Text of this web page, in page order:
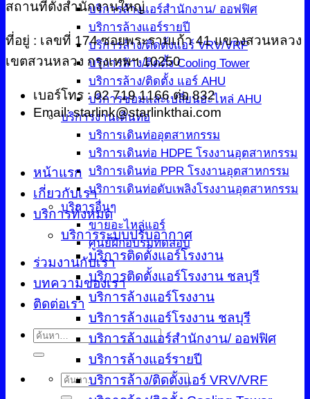
บริการล้างแอร์สำนักงาน/ ออฟฟิศ
บริการล้างแอร์รายปี
บริการล้าง/ติดตั้งแอร์ VRV/VRF
บริการล้าง/ติดตั้ง Cooling Tower
บริการล้าง/ติดตั้ง แอร์ AHU
บริการซ่อมและเปลี่ยนอะไหล่ AHU
บริการงานเดินท่อ
บริการเดินท่ออุตสาหกรรม
บริการเดินท่อ HDPE โรงงานอุตสาหกรรม
บริการเดินท่อ PPR โรงงานอุตสาหกรรม
บริการเดินท่อดับเพลิงโรงงานอุตสาหกรรม
บริการอื่นๆ
ขายอะไหล่แอร์
ศูนย์ฝึกอบรมทดสอบ
ร่วมงานกับเรา
บทความของเรา
ติดต่อเรา
ค้นหา:
ค้นหา:
สถานที่ตั้งสำนักงานใหญ่
ที่อยู่ : เลขที่ 174 ซอยพระรามเก้า 41 แขวงสวนหลวง
เขตสวนหลวง กรุงเทพฯ 10250
เบอร์โทร : 02 719 1166 ต่อ 832
Email: starlink@starlinkthai.com
หน้าแรก
เกี่ยวกับเรา
บริการทั้งหมด
บริการระบบปรับอากาศ
บริการติดตั้งแอร์โรงงาน
บริการติดตั้งแอร์โรงงาน ชลบุรี
บริการล้างแอร์โรงงาน
บริการล้างแอร์โรงงาน ชลบุรี
บริการล้างแอร์สำนักงาน/ ออฟฟิศ
บริการล้างแอร์รายปี
บริการล้าง/ติดตั้งแอร์ VRV/VRF